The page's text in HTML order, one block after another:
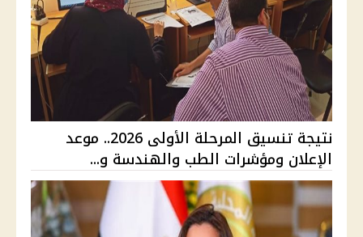
نتيجة تنسيق المرحلة الأولى 2026.. موعد
الإعلان ومؤشرات الطب والهندسة و...